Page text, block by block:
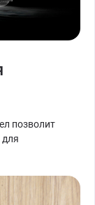
позволит